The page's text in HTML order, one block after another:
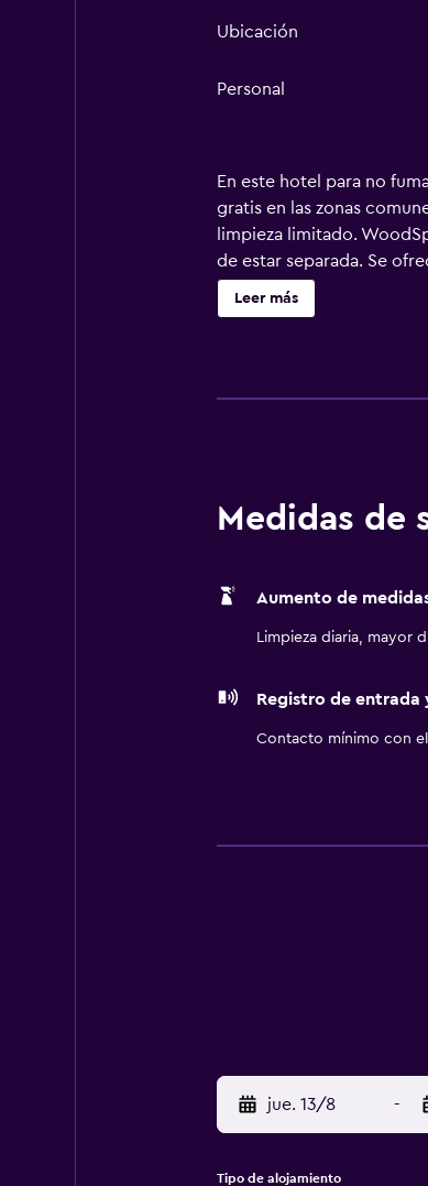
Ubicación
Personal
En este hotel para no
gratis en las zonas
limpieza limitado.
de estar separada. Se
de frigorífico, placa de
acceso a Internet wifi
Leer más
Medidas de
Aumento de
Limpieza diaria, mayor
Registro de entrada
Contacto mínimo con
jue. 13/8 -
Tipo de alojamiento